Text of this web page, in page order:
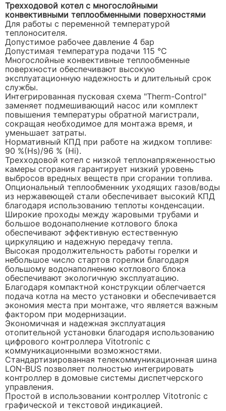
Трехходовой котел с многослойными
конвективными теплообменными поверхностями
Для работы с переменной температурой
теплоносителя.
Допустимое рабочее давление 4 бар
Допустимая температура подачи 115 °C
Многослойные конвективные теплообменные
поверхности обеспечивают высокую
эксплуатационную надежность и длительный срок
службы.
Интегрированная пусковая схема "Therm-Control"
заменяет подмешивающий насос или комплект
повышения температуры обратной магистрали,
сокращая необходимое для монтажа время, и
уменьшает затраты.
Нормативный КПД при работе на жидком топливе:
90 %(Hs)/96 % (Hi).
Трехходовой котел с низкой теплонапряженностью
камеры сгорания гарантирует низкий уровень
выбросов вредных веществ при сгорании топлива.
Опциональный теплообменник уходящих газов/воды
из нержавеющей стали обеспечивает высокий КПД
благодаря использованию теплоты конденсации.
Широкие проходы между жаровыми трубами и
большое водонаполнение котлового блока
обеспечивают эффективную естественную
циркуляцию и надежную передачу тепла.
Высокая продолжительность работы горелки и
небольшое число стартов горелки благодаря
большому водонаполнению котлового блока
обеспечивают экологичную эксплуатацию.
Благодаря компактной конструкции облегчается
подача котла на место установки и обеспечивается
экономия места при монтаже, что является важным
фактором при модернизации.
Экономичная и надежная эксплуатация
отопительной установки благодаря использованию
цифрового контроллера Vitotronic с
коммуникационными возможностями.
Стандартизированная телекоммуникационная шина
LON-BUS позволяет полностью интегрировать
контроллер в домовые системы диспетчерского
управления.
Простой в использовании контроллер Vitotronic с
графической и текстовой индикацией.